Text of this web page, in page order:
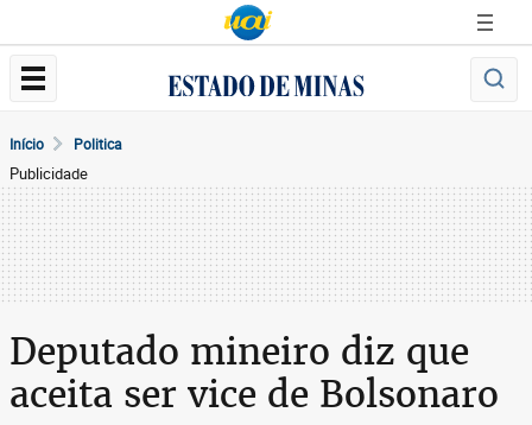
Início Politica
Publicidade
Deputado mineiro diz que
aceita ser vice de Bolsonaro